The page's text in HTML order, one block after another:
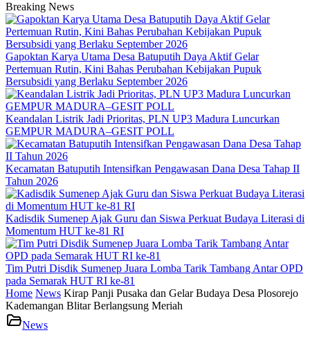
Breaking News
Gapoktan Karya Utama Desa Batuputih Daya Aktif Gelar
Pertemuan Rutin, Kini Bahas Perubahan Kebijakan Pupuk
Bersubsidi yang Berlaku September 2026
Keandalan Listrik Jadi Prioritas, PLN UP3 Madura Luncurkan
GEMPUR MADURA–GESIT POLL
Kecamatan Batuputih Intensifkan Pengawasan Dana Desa Tahap II
Tahun 2026
Kadisdik Sumenep Ajak Guru dan Siswa Perkuat Budaya Literasi di
Momentum HUT ke-81 RI
Tim Putri Disdik Sumenep Juara Lomba Tarik Tambang Antar OPD
pada Semarak HUT RI ke-81
Home News Kirap Panji Pusaka dan Gelar Budaya Desa Plosorejo
Kademangan Blitar Berlangsung Meriah
News